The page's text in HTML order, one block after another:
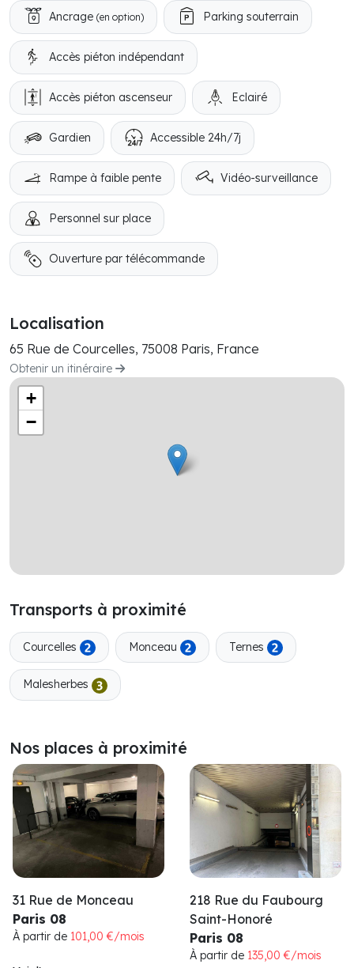
Ancrage (en option) Parking souterrain
Accès piéton indépendant
Accès piéton ascenseur Eclairé
Gardien Accessible 24h/7j
Rampe à faible pente Vidéo-surveillance
Personnel sur place
Ouverture par télécommande
Localisation
65 Rue de Courcelles, 75008 Paris, France
Obtenir un itinéraire
+
−
Transports à proximité
Courcelles Monceau Ternes
Malesherbes
Nos places à proximité
31 Rue de Monceau
Paris 08
À partir de 101,00 €/mois
218 Rue du Faubourg
Saint-Honoré
Paris 08
À partir de 135,00 €/mois